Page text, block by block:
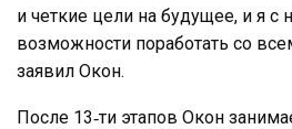
и четкие цели на будущее, и я с
возможности поработать со
заявил Окон.
После 13‑ти этапов Окон